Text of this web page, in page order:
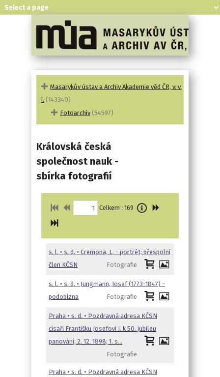
Masarykův ústav a Archiv Akademie věd ČR, v. v.
i. (143340)
Fotoarchiv (54597)
Královská česká
společnost nauk -
sbírka fotografií
Celkem : 169
s. l. • s. d. • Cremona, L. - portrét; přespolní
člen KČSN
Fotografie
s. l. • s. d. • Jungmann, Josef (1773-1847) -
podobizna
Fotografie
Praha • s. d. • Pozdravná adresa KČSN
císaři Františku Josefovi I. k 50. jubileu
panování; 2. 12. 1898; 1. s…
Fotografie
Praha • s. d. • Pozdravná adresa KČSN